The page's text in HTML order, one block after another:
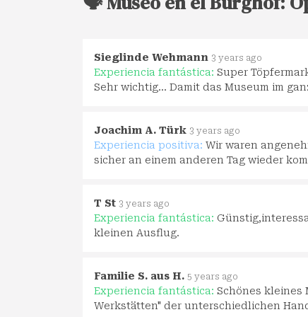
Sieglinde Wehmann 3 years ago
Experiencia fantástica: Super
Sehr wichtig... Damit das Museum im
Joachim A. Türk 3 years ago
Experiencia positiva: Wir waren
sicher an einem anderen Tag wieder
T St 3 years ago
Experiencia fantástica:
kleinen Ausflug.
Familie S. aus H. 5 years ago
Experiencia fantástica: Schönes kleines
Werkstätten" der unterschiedlichen